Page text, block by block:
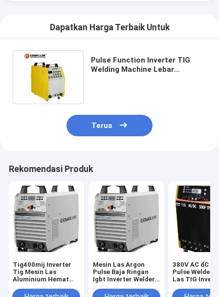
Dapatkan Harga Terbaik Untuk
Pulse Function Inverter TIG
Welding Machine Lebar
Terus
Rekomendasi Produk
Tig400mij Inverter
Tig Mesin Las
Aluminium Hemat
Mesin Las Argon
Pulse Baja Ringan
Igbt Inverter Welder
380V AC dC
Pulse Welder,
Las TIG